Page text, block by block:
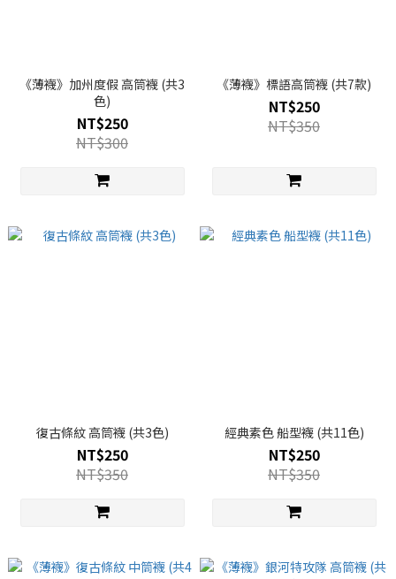
《薄襪》加州度假 高筒襪 (共3
色)
NT$250
NT$300
《薄襪》標語高筒襪 (共7款)
NT$250
NT$350
復古條紋 高筒襪 (共3色)
NT$250
NT$350
經典素色 船型襪 (共11色)
NT$250
NT$350